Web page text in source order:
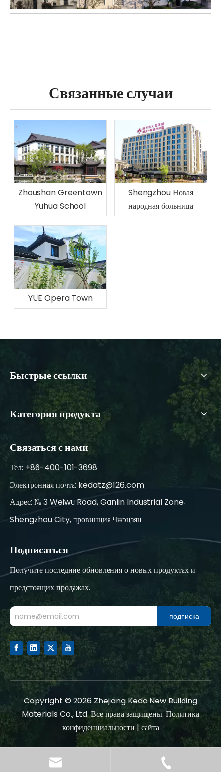
Связанные случаи
Zhoushan Greentown
Yuhua School
Shengzhou Новая
народная больница
YUE Opera Town
Быстрые ссылки
Категория продукта
Связаться с нами
Тел: +86-400-101-3698
Электронная почта: kedatz@126.com
Адрес: № 3 Weiwu Road, Ganlin Industrial Zone,
Shengzhou City, провинция Чжэцзян
Подписаться
Получите последние обновления о новых продуктах и
предстоящих продажах.
подписка
Copyright © 2026 Zhejiang Keda New Building
Materials Co., Ltd. Все права защищены.Политика
конфиденциальности | сайта